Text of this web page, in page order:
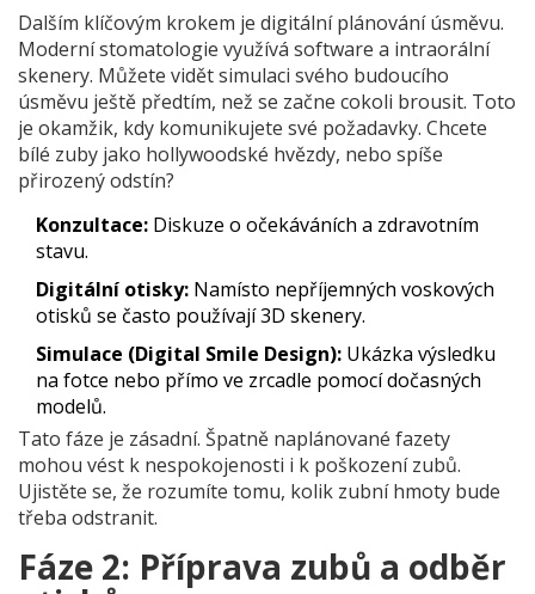
Dalším klíčovým krokem je digitální plánování úsměvu.
Moderní stomatologie využívá software a intraorální
skenery. Můžete vidět simulaci svého budoucího
úsměvu ještě předtím, než se začne cokoli brousit. Toto
je okamžik, kdy komunikujete své požadavky. Chcete
bílé zuby jako hollywoodské hvězdy, nebo spíše
přirozený odstín?
Konzultace: Diskuze o očekáváních a zdravotním
stavu.
Digitální otisky: Namísto nepříjemných voskových
otisků se často používají 3D skenery.
Simulace (Digital Smile Design): Ukázka výsledku
na fotce nebo přímo ve zrcadle pomocí dočasných
modelů.
Tato fáze je zásadní. Špatně naplánované fazety
mohou vést k nespokojenosti i k poškození zubů.
Ujistěte se, že rozumíte tomu, kolik zubní hmoty bude
třeba odstranit.
Fáze 2: Příprava zubů a odběr